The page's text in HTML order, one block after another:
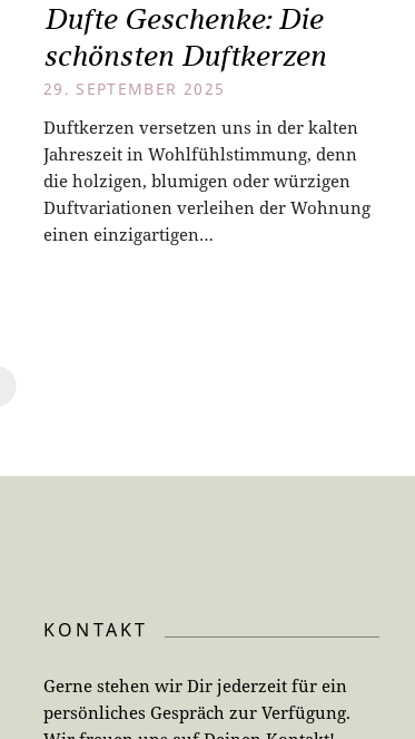
Dufte Geschenke: Die
schönsten Duftkerzen
29. SEPTEMBER 2025
Duftkerzen versetzen uns in der kalten
Jahreszeit in Wohlfühlstimmung, denn
die holzigen, blumigen oder würzigen
Duftvariationen verleihen der Wohnung
einen einzigartigen…
KONTAKT
Gerne stehen wir Dir jederzeit für ein
persönliches Gespräch zur Verfügung.